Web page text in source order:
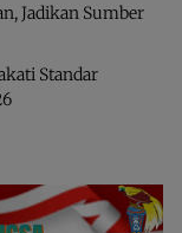
Jadikan Sumber
Standar